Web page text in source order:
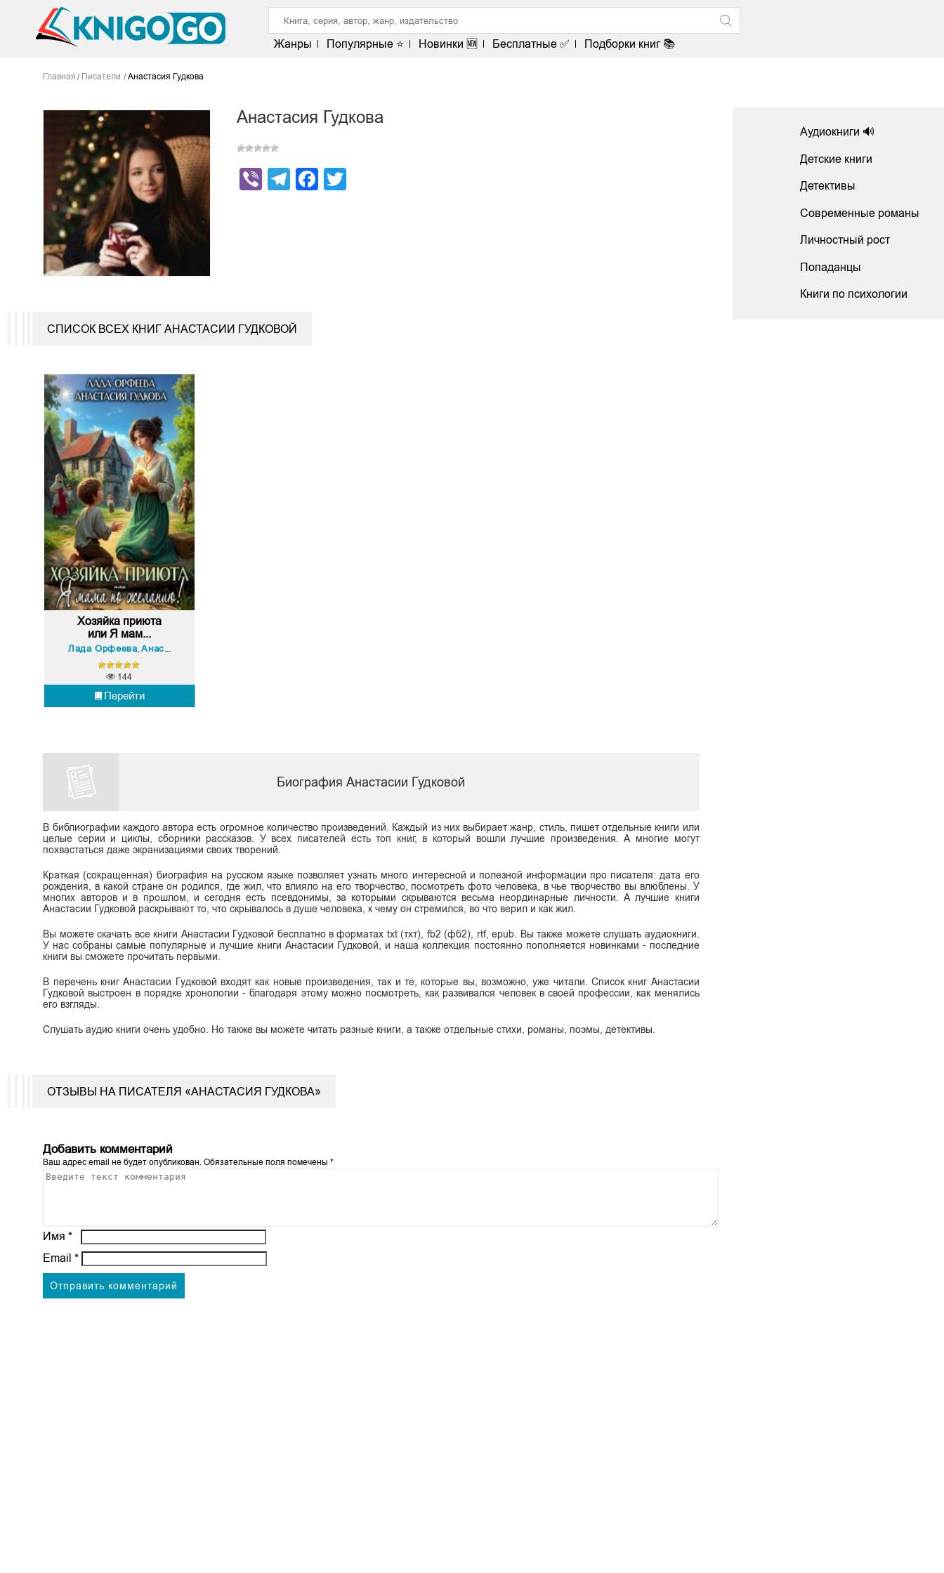
Жанры Популярные ⭐ Новинки 🆕 Бесплатные ✅ Подборки книг 📚
Главная Писатели Анастасия Гудкова
Анастасия Гудкова
ViberTelegram
Facebook
СПИСОК ВСЕХ КНИГ АНАСТАСИИ ГУДКОВОЙ
Хозяйка приюта
или Я мам...
Лада Орфеева,Анастасия Гудкова
Перейти
144
Биография Анастасии Гудковой
В библиографии каждого автора есть огромное количество произведений. Каждый из них выбирает жанр, стиль, пишет отдельные книги или
целые серии и циклы, сборники рассказов. У всех писателей есть топ книг, в который вошли лучшие произведения. А многие могут
похвастаться даже экранизациями своих творений.
Краткая (сокращенная) биография на русском языке позволяет узнать много интересной и полезной информации про писателя: дата его
рождения, в какой стране он родился, где жил, что влияло на его творчество, посмотреть фото человека, в чье творчество вы влюблены. У
многих авторов и в прошлом, и сегодня есть псевдонимы, за которыми скрываются весьма неординарные личности. А лучшие книги
Анастасии Гудковой раскрывают то, что скрывалось в душе человека, к чему он стремился, во что верил и как жил.
Вы можете скачать все книги Анастасии Гудковой бесплатно в форматах txt (тхт), fb2 (фб2), rtf, epub. Вы также можете слушать аудиокниги.
У нас собраны самые популярные и лучшие книги Анастасии Гудковой, и наша коллекция постоянно пополняется новинками - последние
книги вы сможете прочитать первыми.
В перечень книг Анастасии Гудковой входят как новые произведения, так и те, которые вы, возможно, уже читали. Список книг Анастасии
Гудковой выстроен в порядке хронологии - благодаря этому можно посмотреть, как развивался человек в своей профессии, как менялись
его взгляды.
Слушать аудио книги очень удобно. Но также вы можете читать разные книги, а также отдельные стихи, романы, поэмы, детективы.
ОТЗЫВЫ НА ПИСАТЕЛЯ «АНАСТАСИЯ ГУДКОВА»
Добавить комментарий
Ваш адрес email не будет опубликован. Обязательные поля помечены*
Имя*
Email*
Аудиокниги 🔊
Детские книги
Детективы
Современные романы
Личностный рост
Попаданцы
Книги по психологии